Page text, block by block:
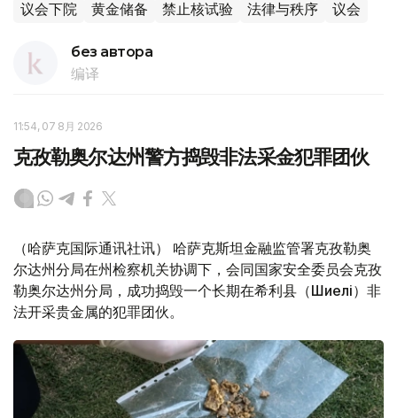
议会下院 黄金储备 禁止核试验 法律与秩序 议会
без автора
编译
11:54, 07 8月 2026
克孜勒奥尔达州警方捣毁非法采金犯罪团伙
（哈萨克国际通讯社讯） 哈萨克斯坦金融监管署克孜勒奥
尔达州分局在州检察机关协调下，会同国家安全委员会克孜
勒奥尔达州分局，成功捣毁一个长期在希利县（Шиелі）非
法开采贵金属的犯罪团伙。